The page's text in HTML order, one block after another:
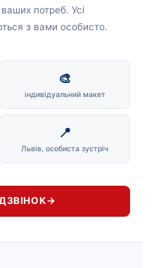
потреб. Усі
з вами особисто.
🎨
індивідуальний макет
📍
Львів, особиста зустріч
→